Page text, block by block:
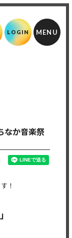
LOGIN
なか音楽祭
！